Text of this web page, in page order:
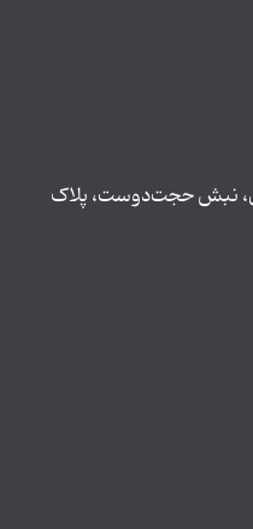
نبش حجت‌دوست، پلاک